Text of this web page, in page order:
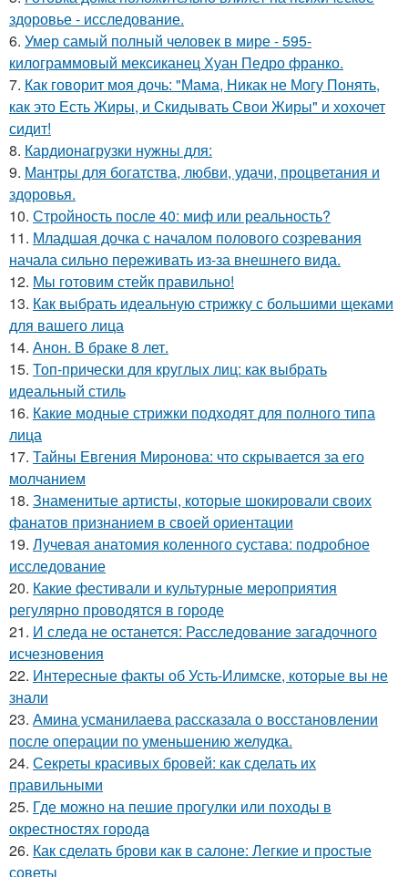
здоровье - исследование.
6. Умер самый полный человек в мире - 595-
килограммовый мексиканец Хуан Педро франко.
7. Как говорит моя дочь: "Мама, Никак не Могу Понять,
как это Есть Жиры, и Скидывать Свои Жиры" и хохочет
сидит!
8. Кардионагрузки нужны для:
9. Мантры для богатства, любви, удачи, процветания и
здоровья.
10. Стройность после 40: миф или реальность?
11. Младшая дочка с началом полового созревания
начала сильно переживать из-за внешнего вида.
12. Мы готовим стейк правильно!
13. Как выбрать идеальную стрижку с большими щеками
для вашего лица
14. Анон. В браке 8 лет.
15. Топ-прически для круглых лиц: как выбрать
идеальный стиль
16. Какие модные стрижки подходят для полного типа
лица
17. Тайны Евгения Миронова: что скрывается за его
молчанием
18. Знаменитые артисты, которые шокировали своих
фанатов признанием в своей ориентации
19. Лучевая анатомия коленного сустава: подробное
исследование
20. Какие фестивали и культурные мероприятия
регулярно проводятся в городе
21. И следа не останется: Расследование загадочного
исчезновения
22. Интересные факты об Усть-Илимске, которые вы не
знали
23. Амина усманилаева рассказала о восстановлении
после операции по уменьшению желудка.
24. Секреты красивых бровей: как сделать их
правильными
25. Где можно на пешие прогулки или походы в
окрестностях города
26. Как сделать брови как в салоне: Легкие и простые
советы